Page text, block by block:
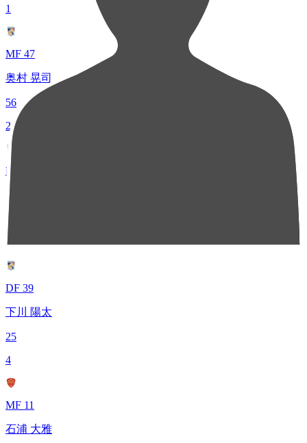
1
MF 47
奥村 晃司
56
2
MF 10
井上 怜
27
3
DF 39
下川 陽太
25
4
MF 11
石浦 大雅